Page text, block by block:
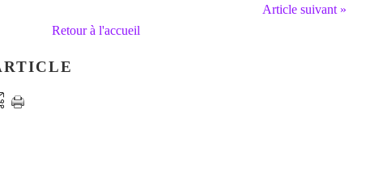
Article suivant »
Retour à l'accueil